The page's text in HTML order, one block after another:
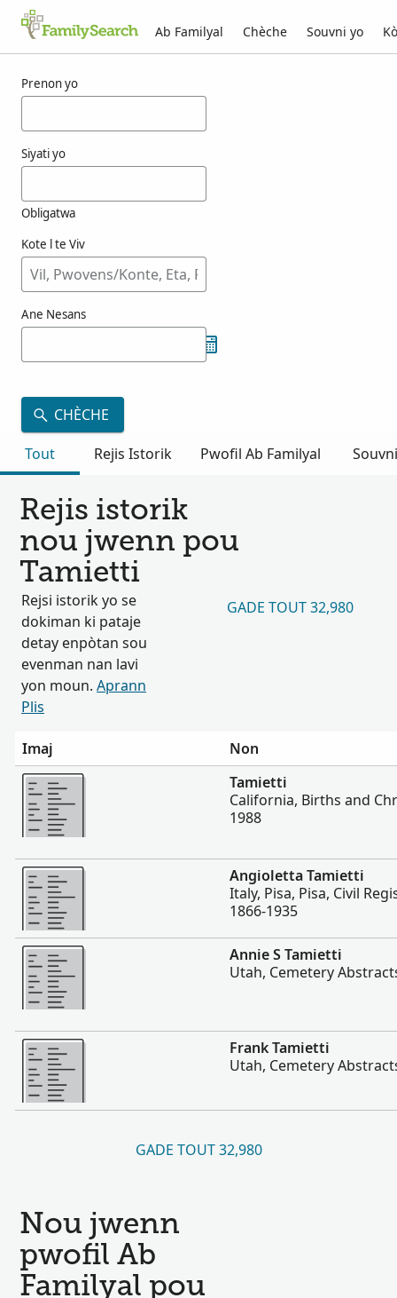
Ab Familyal Chèche Souvni yo
Prenon yo
Siyati yo
Obligatwa
Kote l te Viv
Ane Nesans
CHÈCHE
Tout
Rejis Istorik Pwofil Ab Familyal Souvni
Rejis istorik
nou jwenn pou
Tamietti
Rejsi istorik yo se
dokiman ki pataje
detay enpòtan sou
evenman nan lavi
yon moun. Aprann
Plis
GADE TOUT 32,980
Imaj
Non
Plis
Tamietti
California, Births and
1988
Plis
Angioletta Tamietti
Italy, Pisa, Pisa, Civil
1866-1935
Plis
Annie S Tamietti
Utah, Cemetery
Plis
Frank Tamietti
Utah, Cemetery
GADE TOUT 32,980
Nou jwenn
pwofil Ab
Familyal pou